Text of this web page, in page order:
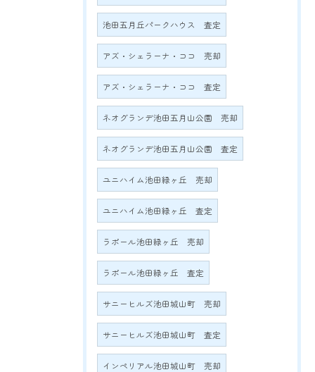
池田五月丘パークハウス 査定
アズ・シェラーナ・ココ 売却
アズ・シェラーナ・ココ 査定
ネオグランデ池田五月山公園 売却
ネオグランデ池田五月山公園 査定
ユニハイム池田緑ヶ丘 売却
ユニハイム池田緑ヶ丘 査定
ラポール池田緑ヶ丘 売却
ラポール池田緑ヶ丘 査定
サニーヒルズ池田城山町 売却
サニーヒルズ池田城山町 査定
インペリアル池田城山町 売却